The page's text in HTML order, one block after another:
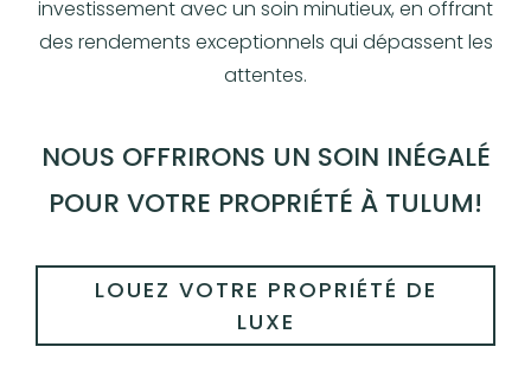
investissement avec un soin minutieux, en offrant
des rendements exceptionnels qui dépassent les
attentes.
NOUS OFFRIRONS UN SOIN INÉGALÉ
POUR VOTRE PROPRIÉTÉ À TULUM!
LOUEZ VOTRE PROPRIÉTÉ DE
LUXE